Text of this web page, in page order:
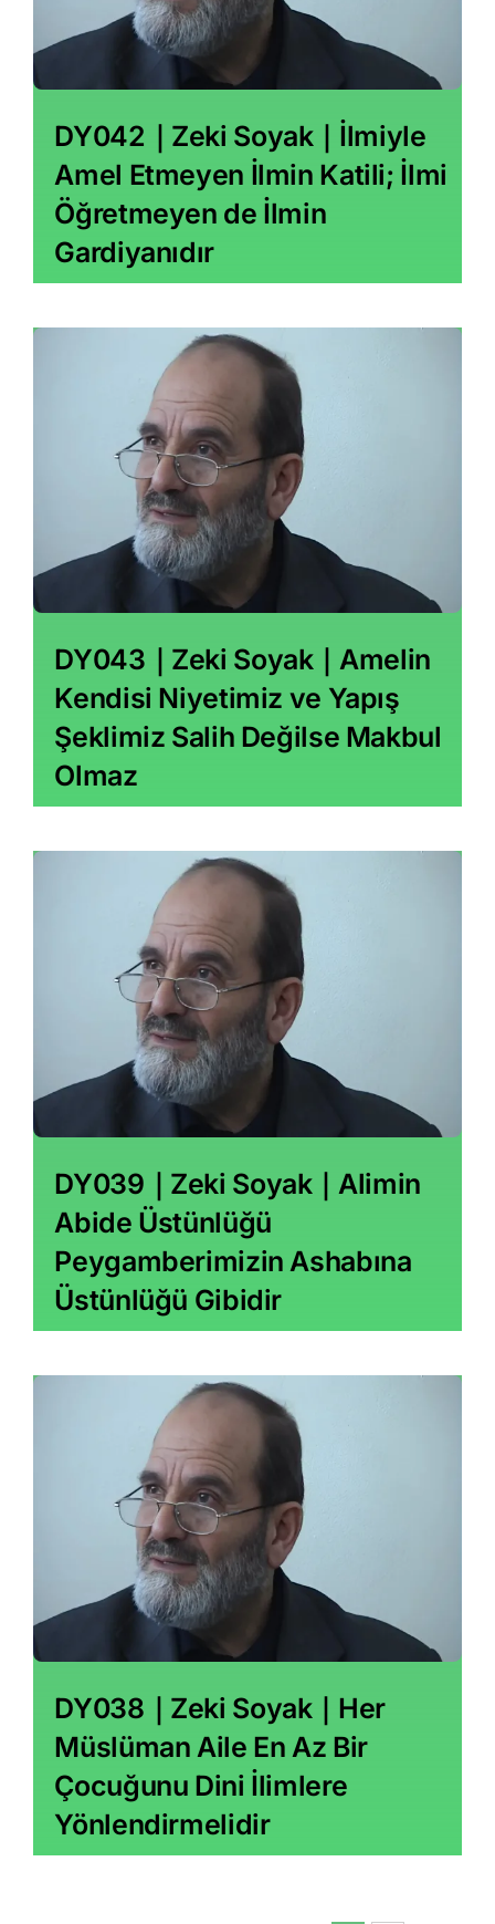
DY042｜Zeki Soyak｜İlmiyle
Amel Etmeyen İlmin Katili; İlmi
Öğretmeyen de İlmin
Gardiyanıdır
DY043｜Zeki Soyak｜Amelin
Kendisi Niyetimiz ve Yapış
Şeklimiz Salih Değilse Makbul
Olmaz
DY039｜Zeki Soyak｜Alimin
Abide Üstünlüğü
Peygamberimizin Ashabına
Üstünlüğü Gibidir
DY038｜Zeki Soyak｜Her
Müslüman Aile En Az Bir
Çocuğunu Dini İlimlere
Yönlendirmelidir